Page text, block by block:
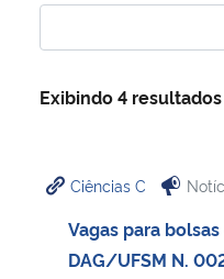
Ministério da Infraestrutura
Ministério da Cidadania
Ministério da Saúde
Exibindo 4 resultados
Ciências C
Vagas para
DAG/UFSM N.